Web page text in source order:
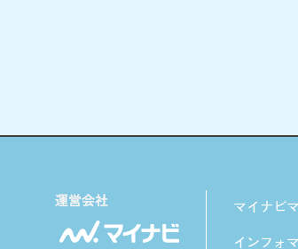
マイナビ
インフォ